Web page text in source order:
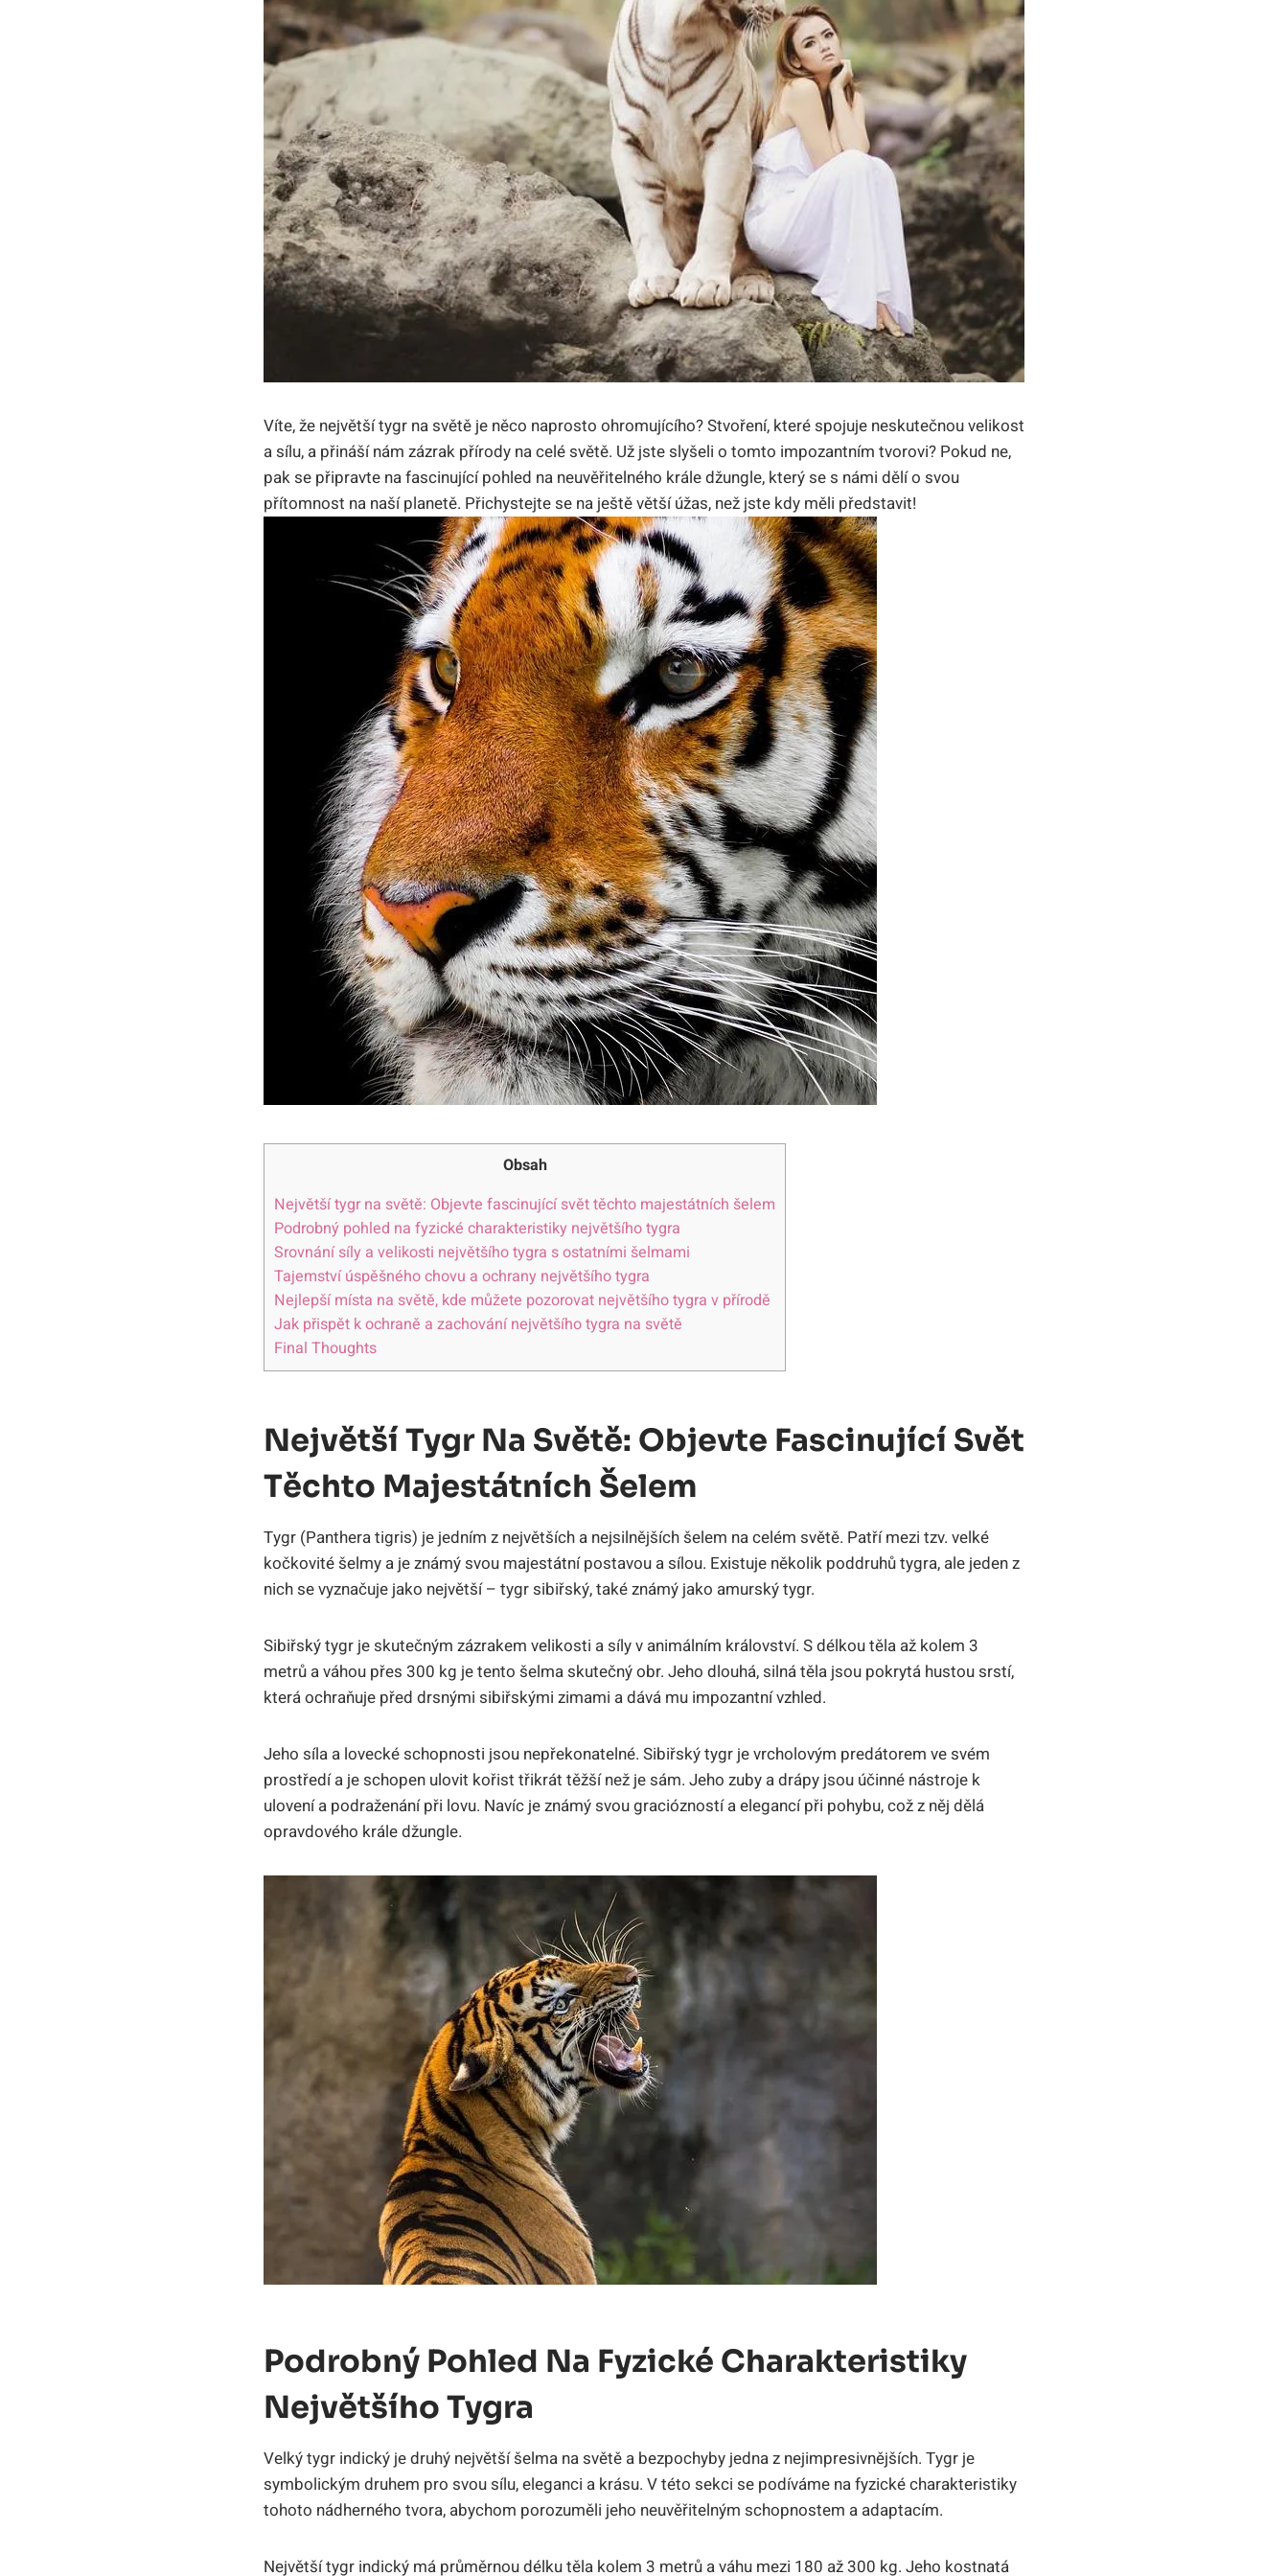
Víte, že největší tygr na světě je něco naprosto ohromujícího? Stvoření, které spojuje neskutečnou velikost
a sílu, a přináší nám zázrak přírody na celé světě. Už jste slyšeli o tomto impozantním tvorovi? Pokud ne,
pak se připravte na fascinující pohled na neuvěřitelného krále džungle, který se s námi dělí o svou
přítomnost na naší planetě. Přichystejte se na ještě větší úžas, než jste kdy měli představit!
Obsah
Největší tygr na světě: Objevte fascinující svět těchto majestátních šelem
Podrobný pohled na fyzické charakteristiky největšího tygra
Srovnání síly a velikosti největšího tygra s ostatními šelmami
Tajemství úspěšného chovu a ochrany největšího tygra
Nejlepší místa na světě, kde můžete pozorovat největšího tygra v přírodě
Jak přispět k ochraně a zachování největšího tygra na světě
Final Thoughts
Největší Tygr Na Světě: Objevte Fascinující Svět
Těchto Majestátních Šelem
Tygr (Panthera tigris) je jedním z největších a nejsilnějších šelem na celém světě. Patří mezi tzv. velké
kočkovité šelmy a je známý svou majestátní postavou a sílou. Existuje několik poddruhů tygra, ale jeden z
nich se vyznačuje jako největší – tygr sibiřský, také známý jako amurský tygr.
Sibiřský tygr je skutečným zázrakem velikosti a síly v animálním království. S délkou těla až kolem 3
metrů a váhou přes 300 kg je tento šelma skutečný obr. Jeho dlouhá, silná těla jsou pokrytá hustou srstí,
která ochraňuje před drsnými sibiřskými zimami a dává mu impozantní vzhled.
Jeho síla a lovecké schopnosti jsou nepřekonatelné. Sibiřský tygr je vrcholovým predátorem ve svém
prostředí a je schopen ulovit kořist třikrát těžší než je sám. Jeho zuby a drápy jsou účinné nástroje k
ulovení a podraženání při lovu. Navíc je známý svou graciózností a elegancí při pohybu, což z něj dělá
opravdového krále džungle.
Podrobný Pohled Na Fyzické Charakteristiky
Největšího Tygra
Velký tygr indický je druhý největší šelma na světě a bezpochyby jedna z nejimpresivnějších. Tygr je
symbolickým druhem pro svou sílu, eleganci a krásu. V této sekci se podíváme na fyzické charakteristiky
tohoto nádherného tvora, abychom porozuměli jeho neuvěřitelným schopnostem a adaptacím.
Největší tygr indický má průměrnou délku těla kolem 3 metrů a váhu mezi 180 až 300 kg. Jeho kostnatá